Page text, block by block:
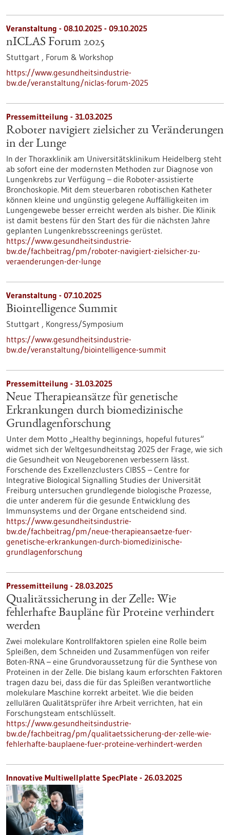
Veranstaltung - 08.10.2025 - 09.10.2025
nICLAS Forum 2025
Stuttgart , Forum & Workshop
https://www.gesundheitsindustrie-
bw.de/veranstaltung/niclas-forum-2025
Pressemitteilung - 31.03.2025
Roboter navigiert zielsicher zu Veränderungen
in der Lunge
In der Thoraxklinik am Universitätsklinikum Heidelberg steht
ab sofort eine der modernsten Methoden zur Diagnose von
Lungenkrebs zur Verfügung – die Roboter-assistierte
Bronchoskopie. Mit dem steuerbaren robotischen Katheter
können kleine und ungünstig gelegene Auffälligkeiten im
Lungengewebe besser erreicht werden als bisher. Die Klinik
ist damit bestens für den Start des für die nächsten Jahre
geplanten Lungenkrebsscreenings gerüstet.
https://www.gesundheitsindustrie-
bw.de/fachbeitrag/pm/roboter-navigiert-zielsicher-zu-
veraenderungen-der-lunge
Veranstaltung - 07.10.2025
Biointelligence Summit
Stuttgart , Kongress/Symposium
https://www.gesundheitsindustrie-
bw.de/veranstaltung/biointelligence-summit
Pressemitteilung - 31.03.2025
Neue Therapieansätze für genetische
Erkrankungen durch biomedizinische
Grundlagenforschung
Unter dem Motto „Healthy beginnings, hopeful futures“
widmet sich der Weltgesundheitstag 2025 der Frage, wie sich
die Gesundheit von Neugeborenen verbessern lässt.
Forschende des Exzellenzclusters CIBSS – Centre for
Integrative Biological Signalling Studies der Universität
Freiburg untersuchen grundlegende biologische Prozesse,
die unter anderem für die gesunde Entwicklung des
Immunsystems und der Organe entscheidend sind.
https://www.gesundheitsindustrie-
bw.de/fachbeitrag/pm/neue-therapieansaetze-fuer-
genetische-erkrankungen-durch-biomedizinische-
grundlagenforschung
Pressemitteilung - 28.03.2025
Qualitätssicherung in der Zelle: Wie
fehlerhafte Baupläne für Proteine verhindert
werden
Zwei molekulare Kontrollfaktoren spielen eine Rolle beim
Spleißen, dem Schneiden und Zusammenfügen von reifer
Boten-RNA – eine Grundvoraussetzung für die Synthese von
Proteinen in der Zelle. Die bislang kaum erforschten Faktoren
tragen dazu bei, dass die für das Spleißen verantwortliche
molekulare Maschine korrekt arbeitet. Wie die beiden
zellulären Qualitätsprüfer ihre Arbeit verrichten, hat ein
Forschungsteam entschlüsselt.
https://www.gesundheitsindustrie-
bw.de/fachbeitrag/pm/qualitaetssicherung-der-zelle-wie-
fehlerhafte-bauplaene-fuer-proteine-verhindert-werden
Innovative Multiwellplatte SpecPlate - 26.03.2025